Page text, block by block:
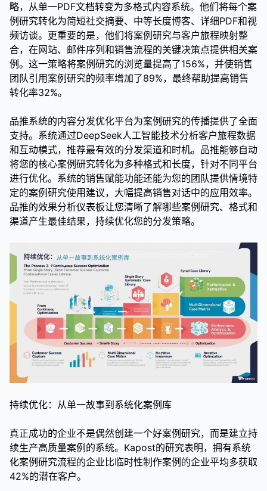
略，从单一PDF文档转变为多格式内容系统。他们将每个案
例研究转化为简短社交摘要、中等长度博客、详细PDF和视
频访谈。更重要的是，他们将案例研究与客户旅程映射整
合，在网站、邮件序列和销售流程的关键决策点提供相关案
例。这一策略将案例研究的浏览量提高了156%，并使销售
团队引用案例研究的频率增加了89%，最终帮助提高销售
转化率32%。
品推系统的内容分发优化平台为案例研究的传播提供了全面
支持。系统通过DeepSeek人工智能技术分析客户旅程数据
和互动模式，推荐最有效的分发渠道和时机。品推能够自动
将您的核心案例研究转化为多种格式和长度，针对不同平台
进行优化。系统的销售赋能功能还能为您的团队提供情境特
定的案例研究使用建议，大幅提高销售对话中的应用效率。
品推的效果分析仪表板让您清晰了解哪些案例研究、格式和
渠道产生最佳结果，持续优化您的分发策略。
持续优化：从单一故事到系统化案例库
真正成功的企业不是偶然创建一个好案例研究，而是建立持
续生产高质量案例的系统。Kapost的研究表明，拥有系统
化案例研究流程的企业比临时性制作案例的企业平均多获取
42%的潜在客户。